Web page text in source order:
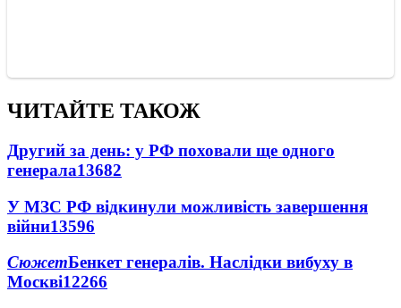
ЧИТАЙТЕ ТАКОЖ
Другий за день: у РФ поховали ще одного
генерала13682
У МЗС РФ відкинули можливість завершення
війни13596
СюжетБенкет генералів. Наслідки вибуху в
Москві12266